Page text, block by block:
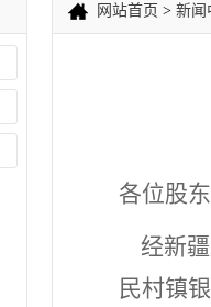
网站首页 > 新闻
各位股东
经新疆
民村镇